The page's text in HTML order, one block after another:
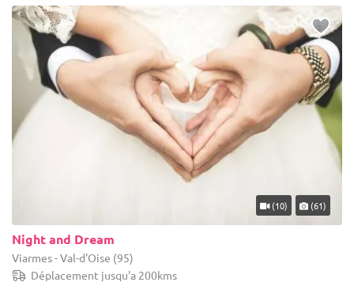
(10) (61)
Night and Dream
Viarmes - Val-d'Oise (95)
Déplacement jusqu'a 200kms